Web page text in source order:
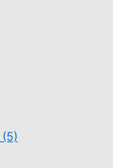
(5)